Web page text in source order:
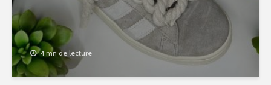
4 mn de lecture